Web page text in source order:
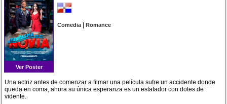
Ver Poster
Comedia|Romance
Una actriz antes de comenzar a filmar una película sufre un accidente donde
queda en coma, ahora su única esperanza es un estafador con dotes de
vidente.